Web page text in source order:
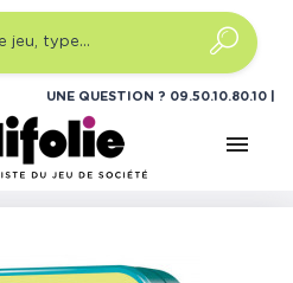
UNE QUESTION ? 09.50.10.80.10
menu
Quel type ?
Jeux de société